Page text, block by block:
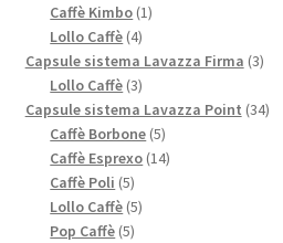
Caffè Kimbo 11
Lollo Caffè 44
prodotti
Capsule sistema Lavazza Firma 33
Lollo Caffè 33
prodotti
Capsule sistema Lavazza Point 3434
Caffè Borbone 55
prodotti
Caffè Esprexo 1414
Caffè Poli 55
prodotti
Lollo Caffè 55
Pop Caffè 55